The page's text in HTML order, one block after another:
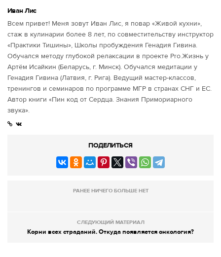
Иван Лис
Всем привет! Меня зовут Иван Лис, я повар «Живой кухни»,
стаж в кулинарии более 8 лет, по совместительству инструктор
«Практики Тишины», Школы пробуждения Генадия Гивина.
Обучался методу глубокой релаксации в проекте Pro.Жизнь у
Артём Исайкин (Беларусь, г. Минск). Обучался медитации у
Генадия Гивина (Латвия, г. Рига). Ведущий мастер-классов,
тренингов и семинаров по программе МГР в странах СНГ и ЕС.
Автор книги «Пин код от Сердца. Знания Примориарного
звука».
ПОДЕЛИТЬСЯ
РАНЕЕ НИЧЕГО БОЛЬШЕ НЕТ
СЛЕДУЮЩИЙ МАТЕРИАЛ
Корни всех страданий. Откуда появляется онкология?